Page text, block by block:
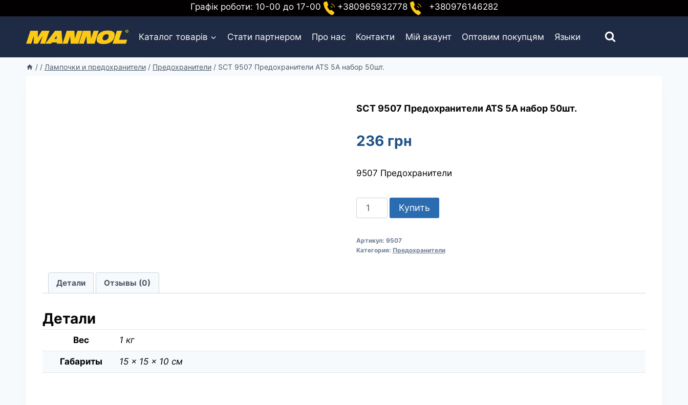
содержимому
Графік роботи: 10-00 до 17-00 +380965932778 +380976146282
Каталог товарів Стати партнером Про нас Контакти Мій акаунт Оптовим покупцям Языки
/ / Лампочки и предохранители / Предохранители / SCT 9507 Предохранители ATS 5A набор 50шт.
SCT 9507 Предохранители ATS 5A набор 50шт.
236 грн
9507 Предохранители
Количество
товара
9507
Купить
Артикул: 9507
Категория: Предохранители
Детали Отзывы (0)
Детали
Вес 1 кг
Габариты 15 × 15 × 10 см